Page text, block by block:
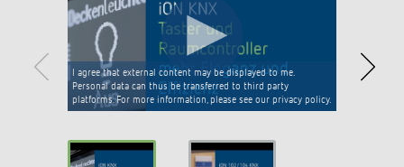
I agree that external content may be displayed to me.
Personal data can thus be transferred to third party
platforms. For more information, please see our privacy policy.